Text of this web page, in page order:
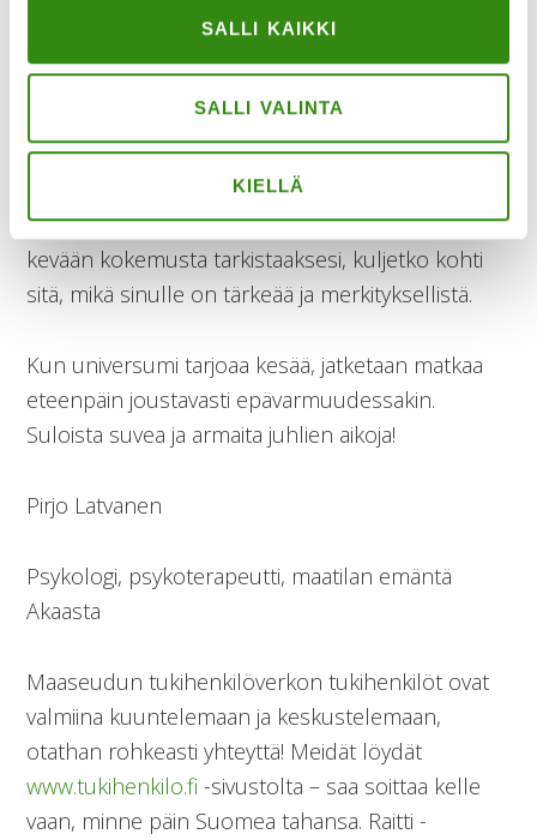
SALLI KAIKKI
SALLI VALINTA
KIELLÄ
erilaisiin olosuhteisiin. Maataloudesta elantonsa
kumppani, ja siihen sopeudutaan tunteen,
ajatuksen ja toiminnan yhteistyöllä. Suotuisaa
sopeutumista auttaa merkityksellisyyden
kokeminen, joka on vahva myönteisten tunteiden
herättäjä ja elämänlaadun lähde. Käytä tämänkin
kevään kokemusta tarkistaaksesi, kuljetko kohti
sitä, mikä sinulle on tärkeää ja merkityksellistä.
Kun universumi tarjoaa kesää, jatketaan matkaa
eteenpäin joustavasti epävarmuudessakin.
Suloista suvea ja armaita juhlien aikoja!
Pirjo Latvanen
Psykologi, psykoterapeutti, maatilan emäntä
Akaasta
Maaseudun tukihenkilöverkon tukihenkilöt ovat
valmiina kuuntelemaan ja keskustelemaan,
otathan rohkeasti yhteyttä! Meidät löydät
www.tukihenkilo.fi -sivustolta – saa soittaa kelle
vaan, minne päin Suomea tahansa. Raitti -